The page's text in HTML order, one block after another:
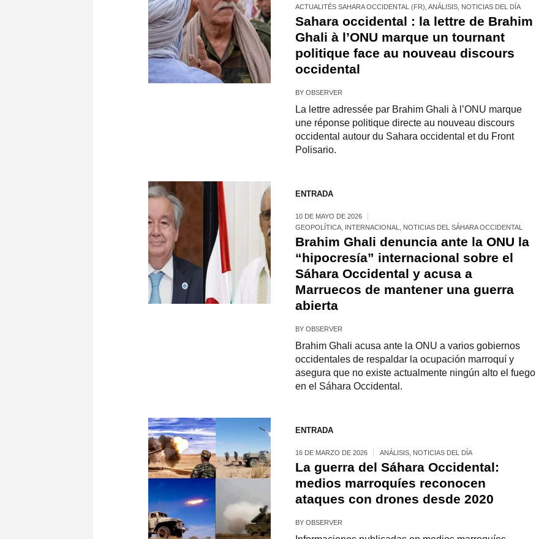
ACTUALITÉS SAHARA OCCIDENTAL (FR) ANÁLISIS, NOTICIAS DEL DÍA
Sahara occidental : la lettre de Brahim
Ghali à l’ONU marque un tournant
politique face au nouveau discours
occidental
BY OBSERVER
La lettre adressée par Brahim Ghali à l’ONU marque
une réponse politique directe au nouveau discours
occidental autour du Sahara occidental et du Front
Polisario.
ENTRADA
10 DE MAYO DE 2026
GEOPOLÍTICA, INTERNACIONAL NOTICIAS DEL SÁHARA OCCIDENTAL
Brahim Ghali denuncia ante la ONU la
“hipocresía” internacional sobre el
Sáhara Occidental y acusa a
Marruecos de mantener una guerra
abierta
BY OBSERVER
Brahim Ghali acusa ante la ONU a varios gobiernos
occidentales de respaldar la ocupación marroquí y
asegura que no existe actualmente ningún alto el fuego
en el Sáhara Occidental.
ENTRADA
16 DE MARZO DE 2026 ANÁLISIS, NOTICIAS DEL DÍA
La guerra del Sáhara Occidental:
medios marroquíes reconocen
ataques con drones desde 2020
BY OBSERVER